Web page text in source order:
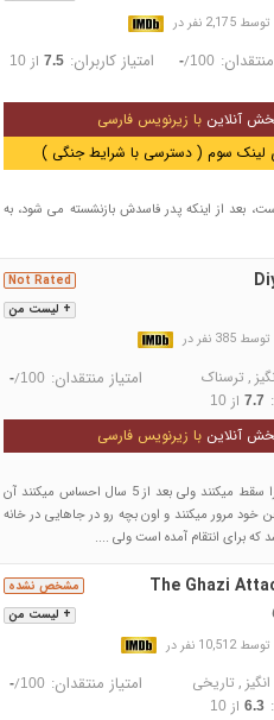
توسط 2,175 نفر در
-/100 امتیاز کاربران: 7.5از 10
آنلاین با زیرنویس فارسی
لینک سوم ( دسترسی با شرایط جنگی )
بعد از اینکه پدر فاسدش بازنشسته می شود، به
+ لیست من
Not Rated
توسط 385 نفر در
, ترسناک امتیاز منتقدان: -/100
7.7از 10
آنلاین با زیرنویس فارسی
فیلم درباره ی یک زوج میباشد که فرزندشان را سقط میکنند ولی بعد از 5 سال احساس میکنند آن
خود مرور میکنند و اون بچه رو در جاهایی در خانه
که برای انتقام آمده است ولی ....
+ لیست من
مشخص نشده The Ghazi
توسط 10,512 نفر در
, تاریخی امتیاز منتقدان: -/100
6.3از 10